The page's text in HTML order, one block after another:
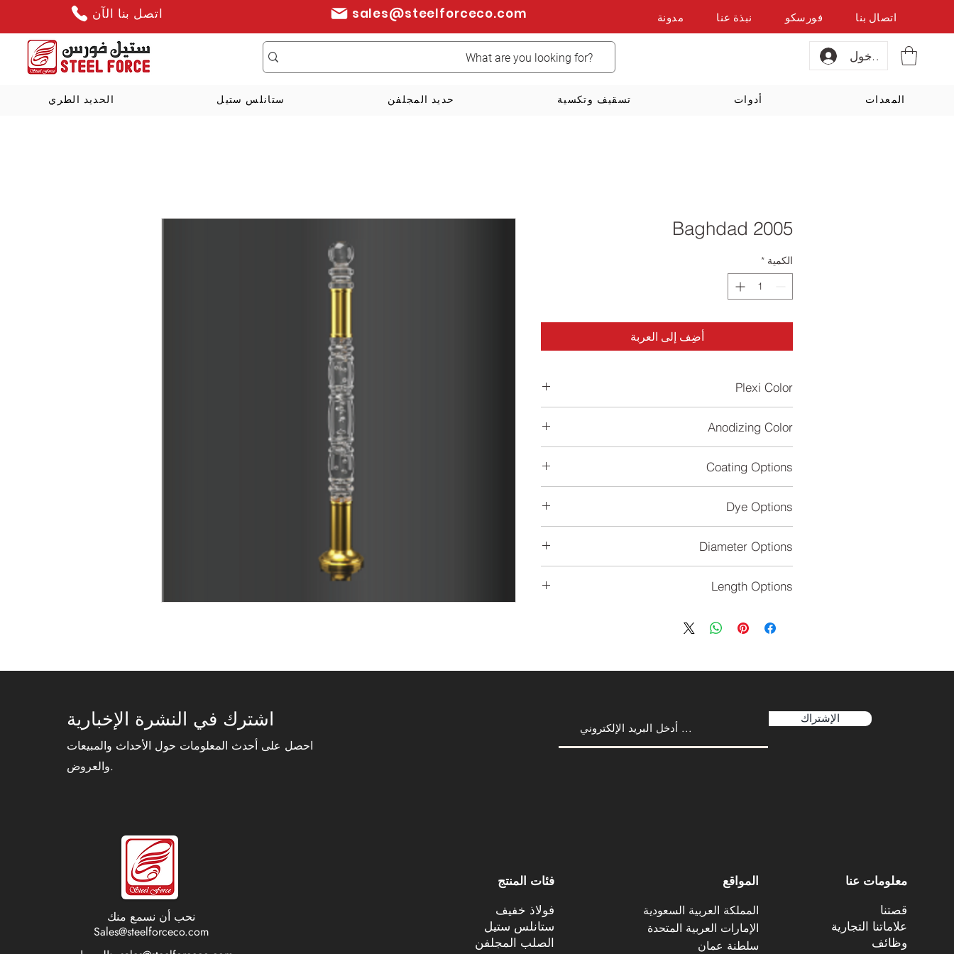
اتصل بنا الآن sales@steelforceco.com مدونة نبذة عنا فورسكو اتصال بنا
تسجيل الدخول
الحديد الطري ستانلس ستيل حديد المجلفن تسقيف وتكسية أدوات المعدات
Baghdad 2005
الكمية *
أضِف إلى العربة
Plexi Color
Anodizing Color
Coating Options
Dye Options
Diameter Options
Length Options
اشترك في النشرة الإخبارية
احصل على أحدث المعلومات حول الأحداث والمبيعات
والعروض.
الإشتراك
نحب أن نسمع منك
Sales@steelforceco.com
فئات المنتج
فولاذ خفيف
ستانلس ستيل
الصلب المجلفن
المواقع
المملكة العربية السعودية
الإمارات العربية المتحدة
سلطنة عمان
معلومات عنا
قصتنا
علاماتنا التجارية
وظائف